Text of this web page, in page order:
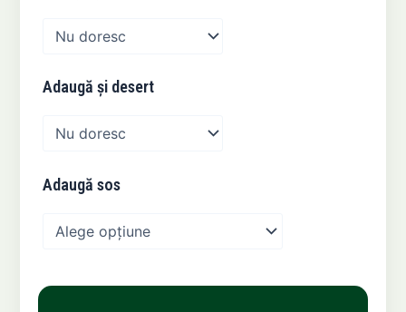
Adaugă și desert
Adaugă sos